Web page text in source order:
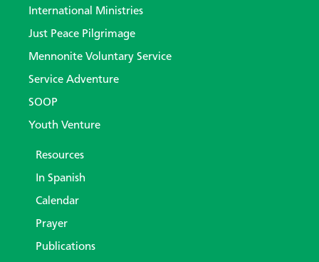
International Ministries
Just Peace Pilgrimage
Mennonite Voluntary Service
Service Adventure
SOOP
Youth Venture
Resources
In Spanish
Calendar
Prayer
Publications